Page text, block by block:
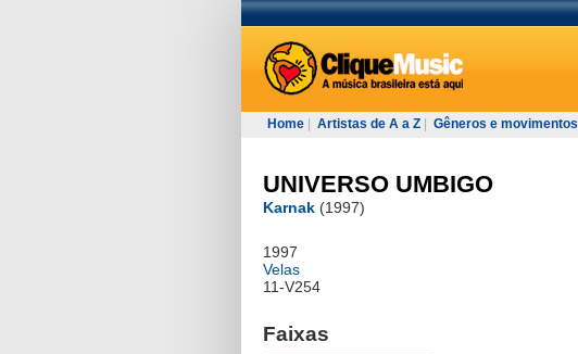
Home Artistas de A a Z Gêneros e movimentos
UNIVERSO UMBIGO
Karnak (1997)
1997
Velas
11-V254
Faixas